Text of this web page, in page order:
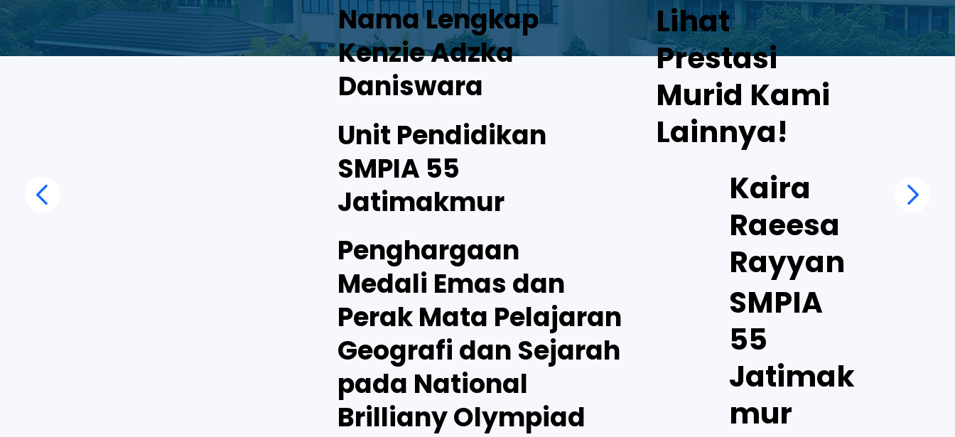
Nama Lengkap
Kenzie Adzka
Daniswara
Unit Pendidikan
SMPIA 55
Jatimakmur
Penghargaan
Medali Emas dan
Perak Mata Pelajaran
Geografi dan Sejarah
pada National
Brilliany Olympiad
Lihat
Prestasi
Murid Kami
Lainnya!
Kaira
Raeesa
Rayyan
SMPIA
55
Jatimak
mur